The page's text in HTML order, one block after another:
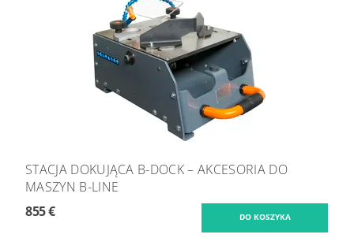
STACJA DOKUJĄCA B-DOCK – AKCESORIA DO
MASZYN B-LINE
855 €